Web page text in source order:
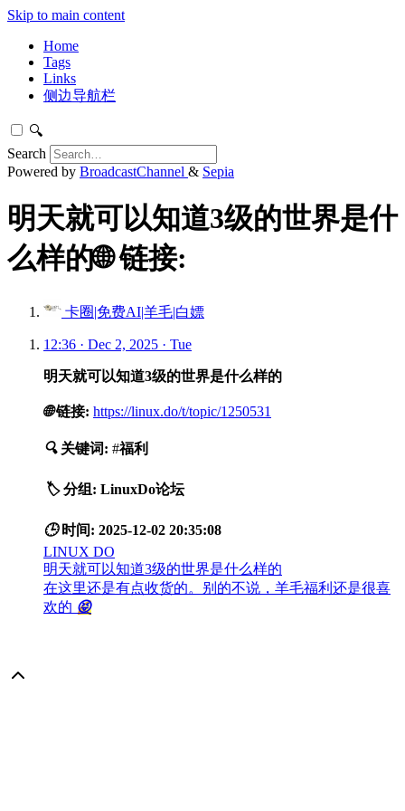
Skip to main content
Home
Tags
Links
侧边导航栏
🔍
Search
Powered by BroadcastChannel & Sepia
明天就可以知道3级的世界是什
么样的🌐 链接:
卡圈|免费AI|羊毛|白嫖
12:36 · Dec 2, 2025 · Tue
明天就可以知道3级的世界是什么样的
🌐 链接: https://linux.do/t/topic/1250531
🔍 关键词: #福利
🏷️ 分组: LinuxDo论坛
🕒 时间: 2025-12-02 20:35:08
LINUX DO
明天就可以知道3级的世界是什么样的
在这里还是有点收货的。别的不说，羊毛福利还是很喜
欢的 😝